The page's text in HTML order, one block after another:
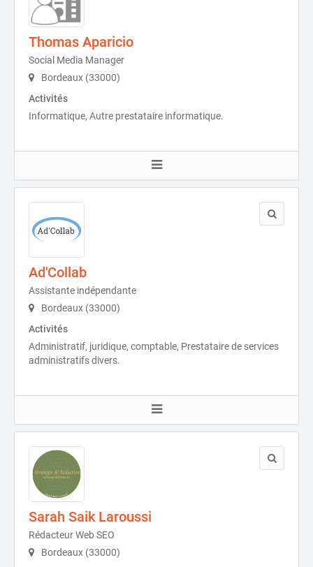
Thomas Aparicio
Social Media Manager
Bordeaux (33000)
Activités
Informatique, Autre prestataire informatique.
Ad'Collab
Assistante indépendante
Bordeaux (33000)
Activités
Administratif, juridique, comptable, Prestataire de services
administratifs divers.
Sarah Saik Laroussi
Rédacteur Web SEO
Bordeaux (33000)